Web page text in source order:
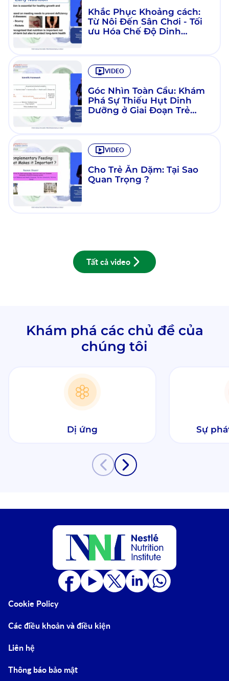
Khắc Phục Khoảng cách:
Từ Nôi Đến Sân Chơi - Tối
ưu Hóa Chế Độ Dinh
VIDEO
Góc Nhìn Toàn Cầu: Khám
Phá Sự Thiếu Hụt Dinh
Dưỡng ở Giai Đoạn Trẻ
VIDEO
Cho Trẻ Ăn Dặm: Tại Sao
Quan Trọng ?
Tất cả video
Khám phá các chủ đề của
chúng tôi
Dị ứng Sự
Cookie Policy
Các điều khoản và điều kiện
Liên hệ
Thông báo bảo mật